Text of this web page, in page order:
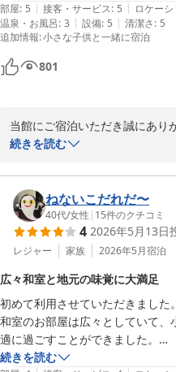
くて、捕まえたと思ったら少しお
いぶ待たないとこない。飲み放題
部屋: 5 | 接客・サービス: 5 | ロケーシ
温泉・お風呂: 3 | 設備: 5 | 清潔さ: 5
追加情報:小さな子供と一緒に宿泊
801
当館にご宿泊いただき誠にあり
とれとれヴィレッジのお部屋や
一方で、とれとれ亭ビュッフェ
ございませんでした。
スタッフのサービス改善に努め
いただけるよう精進いたします
またのご来館を心よりお待ちし
とれとれヴィレッジ
2026-05-21
続きを読む
ねないこだれだ〜
40代/女性 | 15件のクチコミ
4 2026年5月13日
レジャー 家族 2026年5月宿泊
広々和室と地元の味覚に大満足
初めて利用させていただきました。
和室のお部屋は広々としていて
適に過ごすことができました。
特に印象に残ったのはお食事です
続きを読む